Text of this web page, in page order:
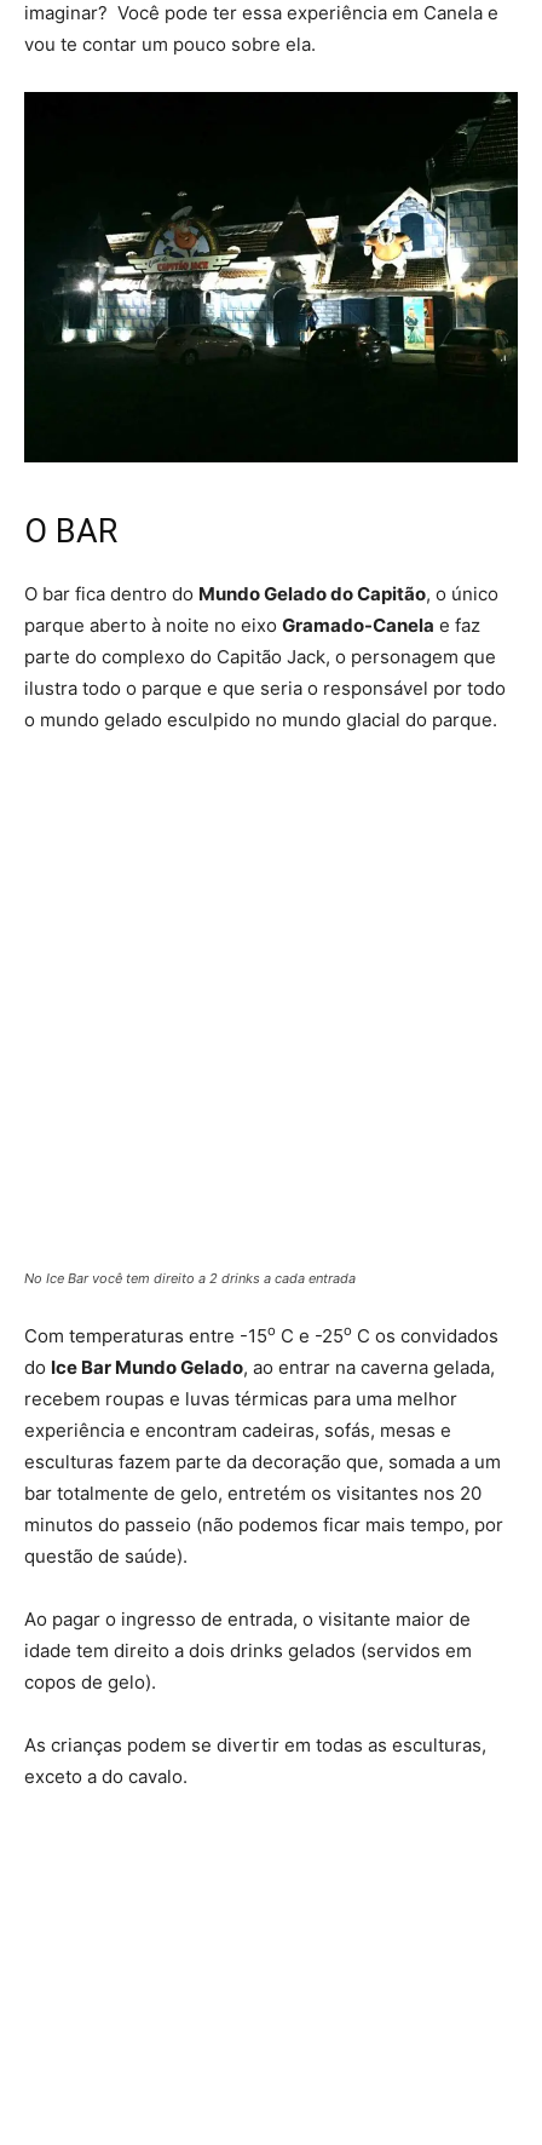
imaginar? Você pode ter essa experiência em Canela e
vou te contar um pouco sobre ela.
O BAR
O bar fica dentro do Mundo Gelado do Capitão, o único
parque aberto à noite no eixo Gramado-Canela e faz
parte do complexo do Capitão Jack, o personagem que
ilustra todo o parque e que seria o responsável por todo
o mundo gelado esculpido no mundo glacial do parque.
No Ice Bar você tem direito a 2 drinks a cada entrada
Com temperaturas entre -15o C e -25o C os convidados
do Ice Bar Mundo Gelado, ao entrar na caverna gelada,
recebem roupas e luvas térmicas para uma melhor
experiência e encontram cadeiras, sofás, mesas e
esculturas fazem parte da decoração que, somada a um
bar totalmente de gelo, entretém os visitantes nos 20
minutos do passeio (não podemos ficar mais tempo, por
questão de saúde).
Ao pagar o ingresso de entrada, o visitante maior de
idade tem direito a dois drinks gelados (servidos em
copos de gelo).
As crianças podem se divertir em todas as esculturas,
exceto a do cavalo.